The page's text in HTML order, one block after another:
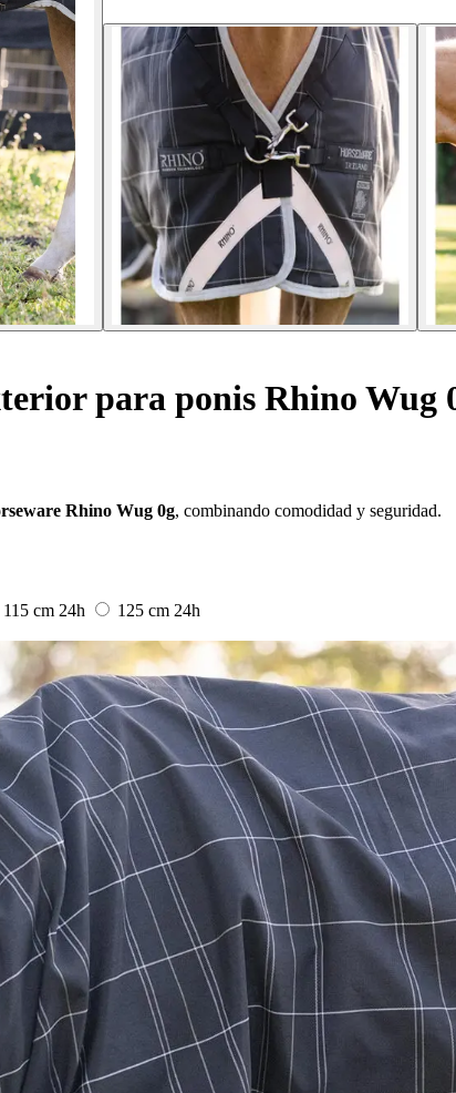
para ponis Rhino Wug
Rhino Wug 0g, combinando comodidad y seguridad.
115 cm 24h 125 cm 24h